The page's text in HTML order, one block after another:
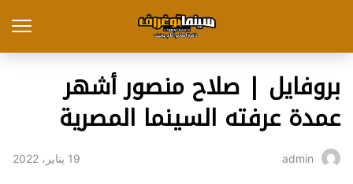
بروفايل | صلاح منصور أشهر
عمدة عرفته السينما المصرية
admin 19 يناير، 2022